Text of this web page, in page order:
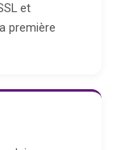
et
première